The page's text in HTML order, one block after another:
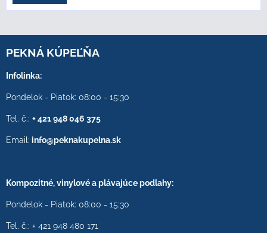
PEKNÁ KÚPEĽŇA
Infolinka:
Pondelok - Piatok: 08:00 - 15:30
Tel. č.: + 421 948 046 375
Email: info@peknakupelna.sk
Kompozitné, vinylové a plávajúce podlahy:
Pondelok - Piatok: 08:00 - 15:30
Tel. č.: + 421 948 480 171